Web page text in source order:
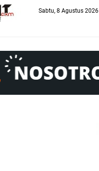
Sabtu, 8 Agustus 2026